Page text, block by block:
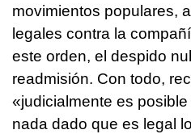
movimientos populares,
legales contra la
este orden, el despido
readmisión. Con todo,
«judicialmente es
nada dado que es legal